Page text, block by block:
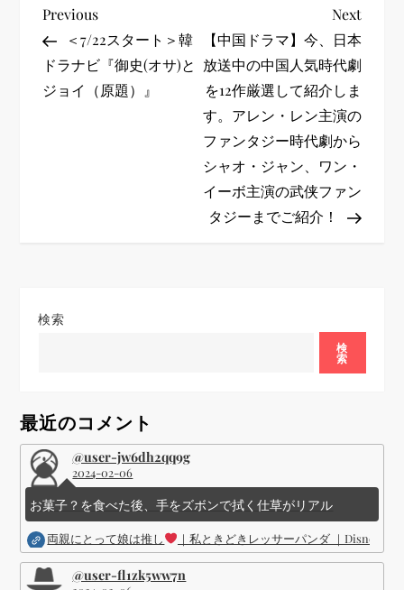
投
稿
ナ
ョ
Previous
Post
Previous
＜7/22スタート＞韓
ドラナビ『御史(オサ)と
ジョイ（原題）』
Next
Post
Next
【中国ドラマ】今、日本
放送中の中国人気時代劇
を12作厳選して紹介しま
す。アレン・レン主演の
ファンタジー時代劇から
シャオ・ジャン、ワン・
イーボ主演の武侠ファン
タジーまでご紹介！
検索
検
索
最近のコメント
@user-jw6dh2qq9g
2024-02-06
お菓子？を食べた後、手をズボンで拭く仕草がリアル
両親にとって娘は推し ｜私ときどきレッサーパンダ ｜Disney (
@user-fl1zk5ww7n